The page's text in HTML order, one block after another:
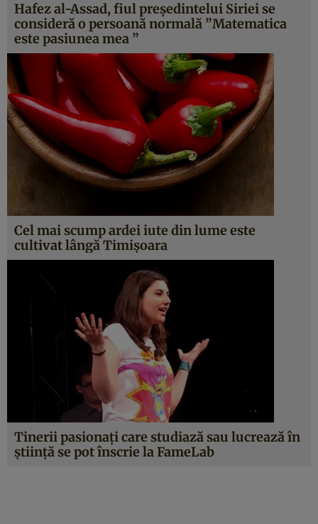
Hafez al-Assad, fiul preşedintelui Siriei se
consideră o persoană normală ”Matematica
este pasiunea mea ”
Cel mai scump ardei iute din lume este
cultivat lângă Timişoara
Tinerii pasionaţi care studiază sau lucrează în
ştiinţă se pot înscrie la FameLab